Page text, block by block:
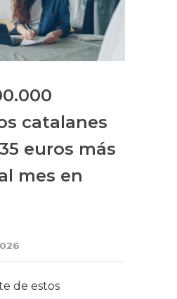
catalanes
euros más
mes en
de estos